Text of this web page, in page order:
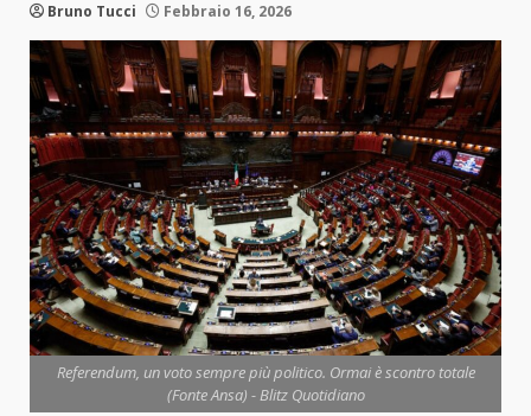
Bruno Tucci Febbraio 16, 2026
Referendum, un voto sempre più politico. Ormai è scontro totale
(Fonte Ansa) - Blitz Quotidiano